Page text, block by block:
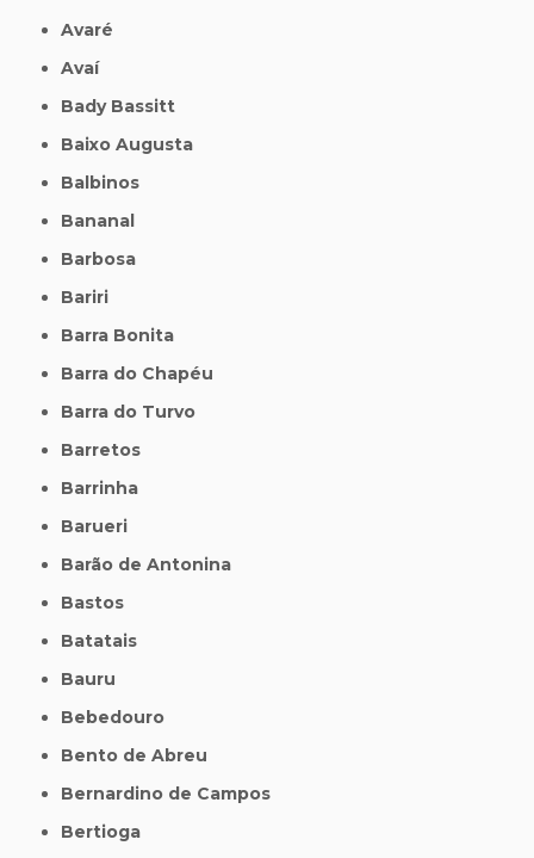
Avaré
Avaí
Bady Bassitt
Baixo Augusta
Balbinos
Bananal
Barbosa
Bariri
Barra Bonita
Barra do Chapéu
Barra do Turvo
Barretos
Barrinha
Barueri
Barão de Antonina
Bastos
Batatais
Bauru
Bebedouro
Bento de Abreu
Bernardino de Campos
Bertioga